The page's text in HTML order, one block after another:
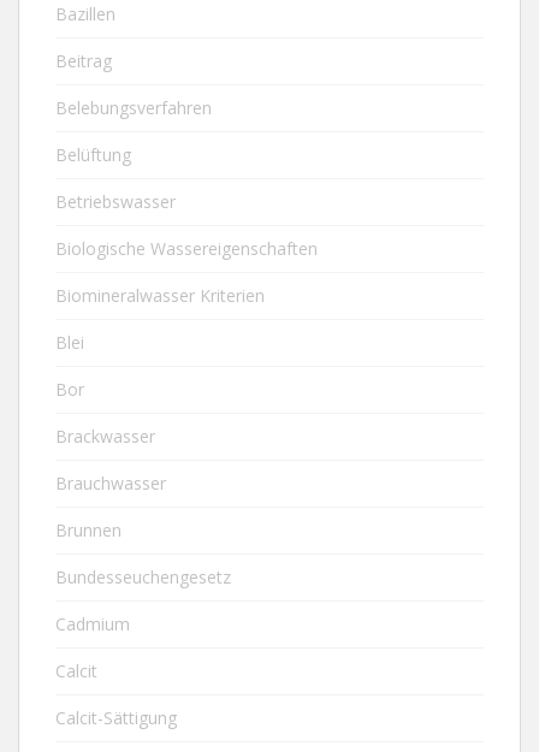
Bazillen
Beitrag
Belebungsverfahren
Belüftung
Betriebswasser
Biologische Wassereigenschaften
Biomineralwasser Kriterien
Blei
Bor
Brackwasser
Brauchwasser
Brunnen
Bundesseuchengesetz
Cadmium
Calcit
Calcit-Sättigung